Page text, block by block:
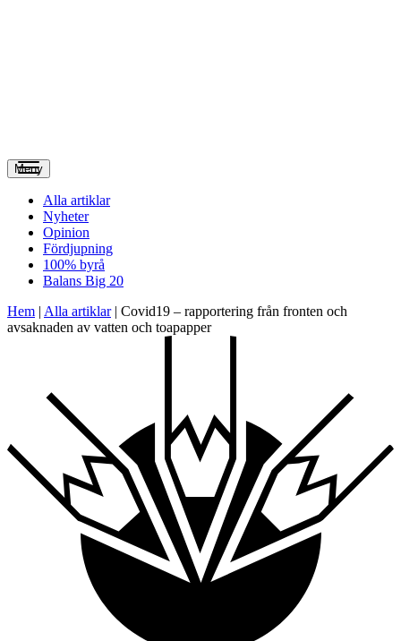
Meny
Alla artiklar
Nyheter
Opinion
Fördjupning
100% byrå
Balans Big 20
Hem | Alla artiklar| Covid19 – rapportering från fronten och
avsaknaden av vatten och toapapper